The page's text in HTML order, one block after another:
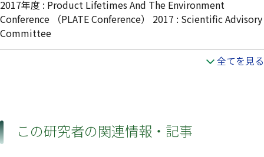
2017年度 : Product Lifetimes And The Environment
Conference （PLATE Conference） 2017 : Scientific Advisory
Committee
全てを見る
この研究者の関連情報・記事